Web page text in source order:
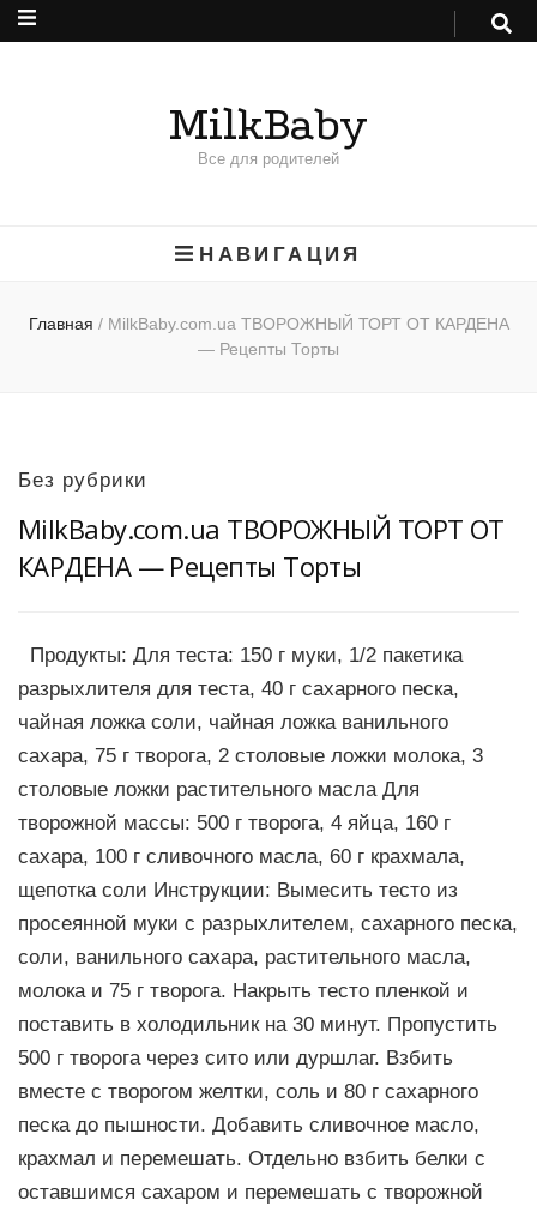
MilkBaby
Все для родителей
НАВИГАЦИЯ
Главная / MilkBaby.com.ua ТВОРОЖНЫЙ ТОРТ ОТ КАРДЕНА
— Рецепты Торты
Без рубрики
MilkBaby.com.ua ТВОРОЖНЫЙ ТОРТ ОТ
КАРДЕНА — Рецепты Торты
Продукты: Для теста: 150 г муки, 1/2 пакетика
разрыхлителя для теста, 40 г сахарного песка,
чайная ложка соли, чайная ложка ванильного
сахара, 75 г творога, 2 столовые ложки молока, 3
столовые ложки растительного масла Для
творожной массы: 500 г творога, 4 яйца, 160 г
сахара, 100 г сливочного масла, 60 г крахмала,
щепотка соли Инструкции: Вымесить тесто из
просеянной муки с разрыхлителем, сахарного песка,
соли, ванильного сахара, растительного масла,
молока и 75 г творога. Накрыть тесто пленкой и
поставить в холодильник на 30 минут. Пропустить
500 г творога через сито или дуршлаг. Взбить
вместе с творогом желтки, соль и 80 г сахарного
песка до пышности. Добавить сливочное масло,
крахмал и перемешать. Отдельно взбить белки с
оставшимся сахаром и перемешать с творожной